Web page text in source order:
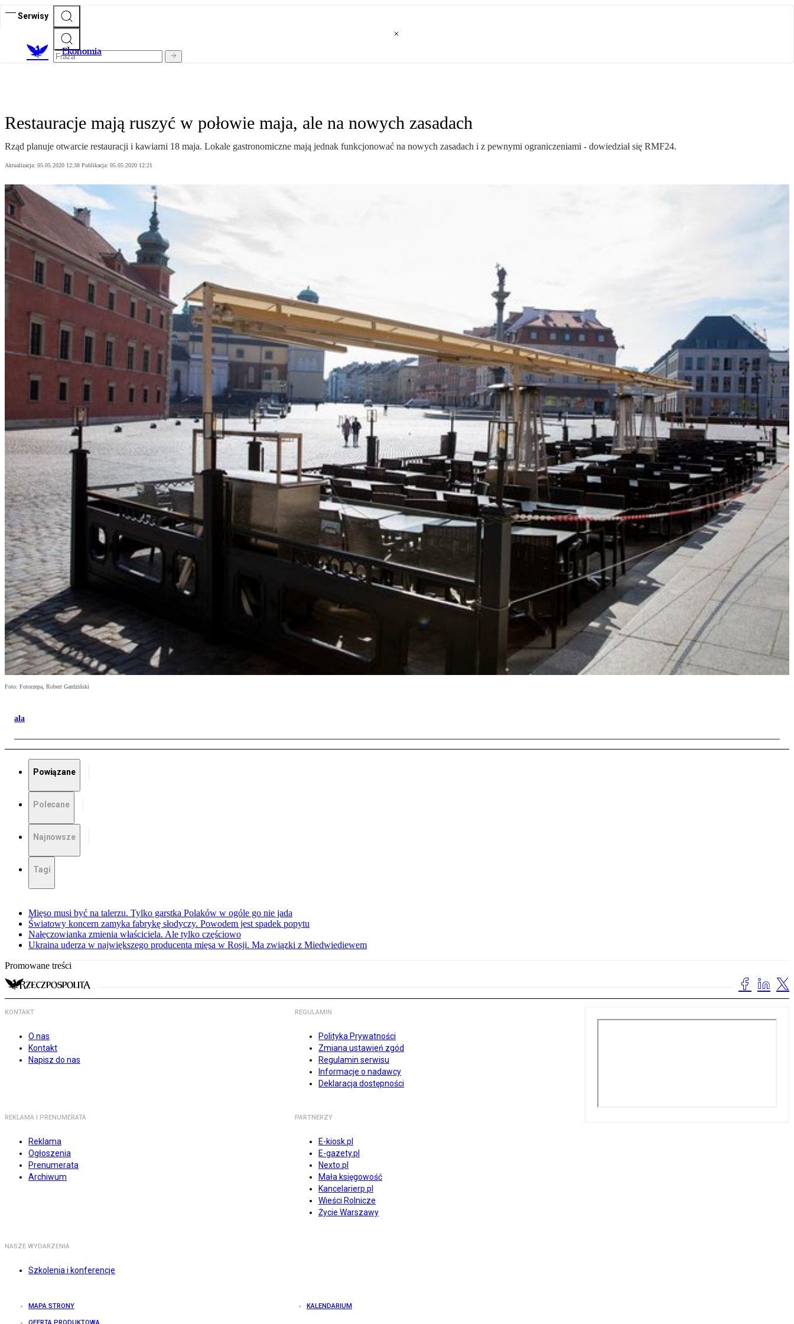
Serwisy
Ekonomia
Restauracje mają ruszyć w połowie maja, ale na nowych zasadach
Rząd planuje otwarcie restauracji i kawiarni 18 maja. Lokale gastronomiczne mają jednak funkcjonować na nowych zasadach i z pewnymi ograniczeniami - dowiedział się RMF24.
Aktualizacja: 05.05.2020 12:38 Publikacja: 05.05.2020 12:21
Foto: Fotorzepa, Robert Gardziński
ala
Powiązane
Polecane
Najnowsze
Tagi
Mięso musi być na talerzu. Tylko garstka Polaków w ogóle go nie jada
Światowy koncern zamyka fabrykę słodyczy. Powodem jest spadek popytu
Nałęczowianka zmienia właściciela. Ale tylko częściowo
Ukraina uderza w największego producenta mięsa w Rosji. Ma związki z Miedwiediewem
Promowane treści
KONTAKT
O nas
Kontakt
Napisz do nas
REGULAMIN
Polityka Prywatności
Zmiana ustawień zgód
Regulamin serwisu
Informacje o nadawcy
Deklaracja dostępności
REKLAMA I PRENUMERATA
Reklama
Ogłoszenia
Prenumerata
Archiwum
PARTNERZY
E-kiosk.pl
E-gazety.pl
Nexto.pl
Mała księgowość
Kancelarierp.pl
Wieści Rolnicze
Życie Warszawy
NASZE WYDARZENIA
Szkolenia i konferencje
MAPA STRONY KALENDARIUM